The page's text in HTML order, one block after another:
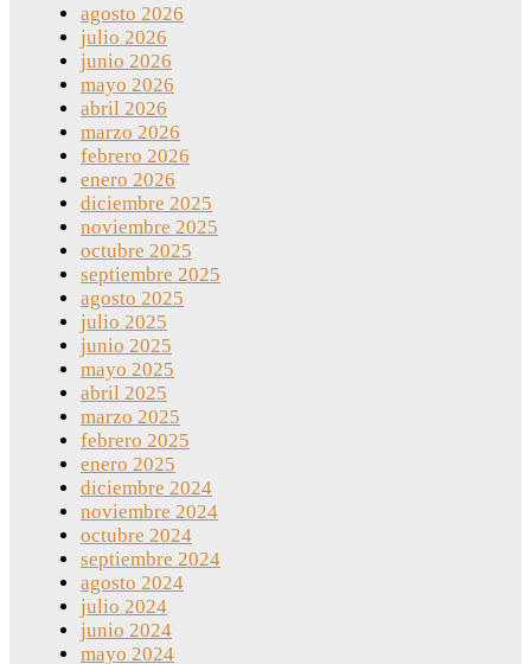
agosto 2026
julio 2026
junio 2026
mayo 2026
abril 2026
marzo 2026
febrero 2026
enero 2026
diciembre 2025
noviembre 2025
octubre 2025
septiembre 2025
agosto 2025
julio 2025
junio 2025
mayo 2025
abril 2025
marzo 2025
febrero 2025
enero 2025
diciembre 2024
noviembre 2024
octubre 2024
septiembre 2024
agosto 2024
julio 2024
junio 2024
mayo 2024